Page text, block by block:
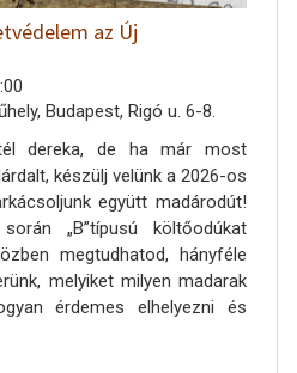
az Új
Budapest, Rigó u. 6-8.
dereka, de ha már most
készülj velünk a 2026-os
együtt madárodút!
„B”típusú költőodúkat
megtudhatod, hányféle
melyiket milyen madarak
érdemes elhelyezni és